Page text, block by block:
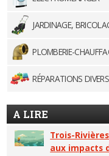
JARDINAGE,
PLOMBERIE-
RÉPARATIONS
A LIRE
Trois-
aux impacts